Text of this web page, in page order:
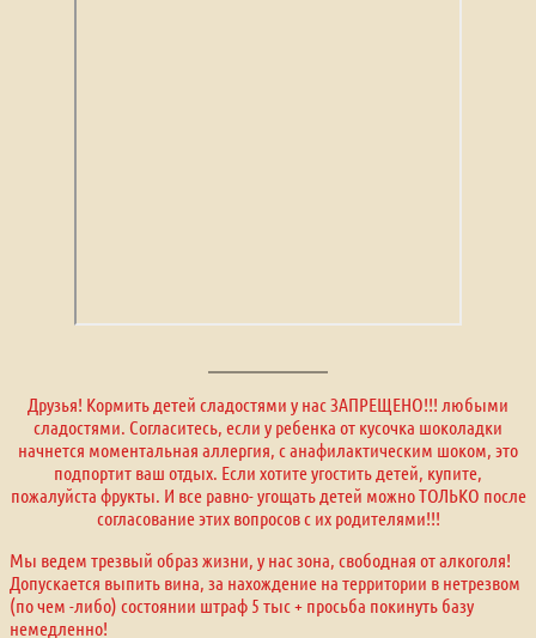
Друзья! Кормить детей сладостями у нас ЗАПРЕЩЕНО!!! любыми
сладостями. Согласитесь, если у ребенка от кусочка шоколадки
начнется моментальная аллергия, с анафилактическим шоком, это
подпортит ваш отдых. Если хотите угостить детей, купите,
пожалуйста фрукты. И все равно- угощать детей можно ТОЛЬКО после
согласование этих вопросов с их родителями!!!
Мы ведем трезвый образ жизни, у нас зона, свободная от алкоголя!
Допускается выпить вина, за нахождение на территории в нетрезвом
(по чем -либо) состоянии штраф 5 тыс + просьба покинуть базу
немедленно!